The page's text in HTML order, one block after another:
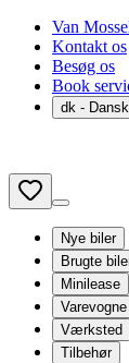
Van
Kontakt os
Besøg os
Book
dk - Dansk
Nye biler
Brugte
Minilease
Varevogne
Værksted
Tilbehør